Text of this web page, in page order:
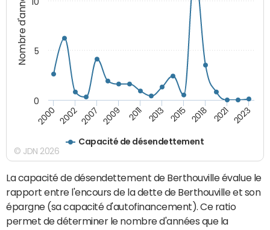
Nombre d'années
Capacité de désendettement
2000 2002 2007 2009 2011 2013 2015 2018 2021 2023
0
5
© JDN 2026
La capacité de désendettement de Berthouville évalue le
rapport entre l'encours de la dette de Berthouville et son
épargne (sa capacité d'autofinancement). Ce ratio
permet de déterminer le nombre d'années que la